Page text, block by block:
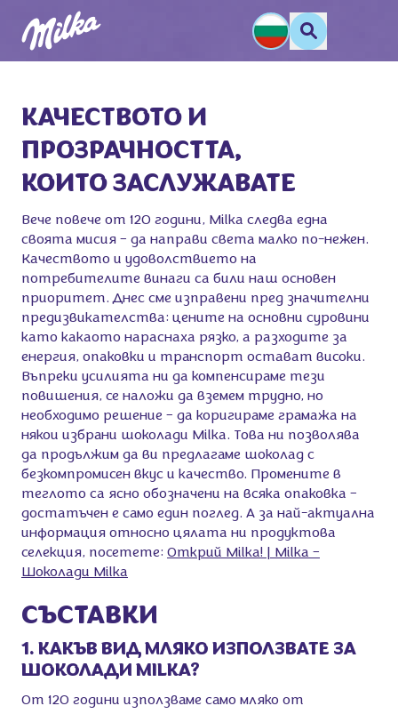
КАЧЕСТВОТО И
ПРОЗРАЧНОСТТА,
КОИТО ЗАСЛУЖАВАТЕ
Вече повече от 120 години, Milka следва една
своята мисия – да направи света малко по-нежен.
Качеството и удоволствието на
потребителите винаги са били наш основен
приоритет. Днес сме изправени пред значителни
предизвикателства: цените на основни суровини
като какаото нараснаха рязко, а разходите за
енергия, опаковки и транспорт остават високи.
Въпреки усилията ни да компенсираме тези
повишения, се наложи да вземем трудно, но
необходимо решение – да коригираме грамажа на
някои избрани шоколади Milka. Това ни позволява
да продължим да ви предлагаме шоколад с
безкомпромисен вкус и качество. Промените в
теглото са ясно обозначени на всяка опаковка –
достатъчен е само един поглед. А за най-актуална
информация относно цялата ни продуктова
селекция, посетете: Открий Milka! | Milka –
Шоколади Milka
СЪСТАВКИ
1. КАКЪВ ВИД МЛЯКО ИЗПОЛЗВАТЕ ЗА
ШОКОЛАДИ MILKA?
От 120 години използваме само мляко от